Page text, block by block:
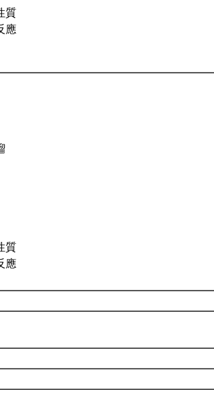
質
應
質
應